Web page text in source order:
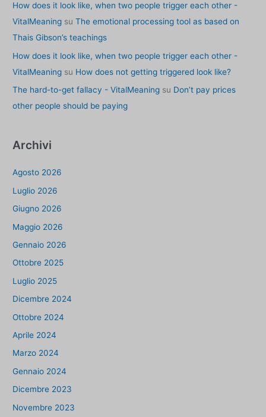
How does it look like, when two people trigger each other -
VitalMeaning suThe emotional processing tool as based on
Thais Gibson’s teachings
How does it look like, when two people trigger each other -
VitalMeaning su How does not getting triggered look like?
The hard-to-get fallacy - VitalMeaning su Don’t pay prices
other people should be paying
Archivi
Agosto 2026
Luglio 2026
Giugno 2026
Maggio 2026
Gennaio 2026
Ottobre 2025
Luglio 2025
Dicembre 2024
Ottobre 2024
Aprile 2024
Marzo 2024
Gennaio 2024
Dicembre 2023
Novembre 2023